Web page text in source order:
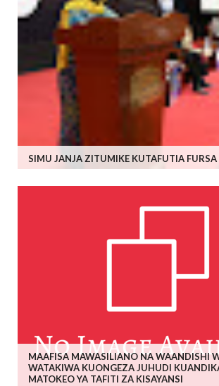
SIMU JANJA ZITUMIKE KUTAFUTIA
MAAFISA MAWASILIANO NA WAANDISHI
WATAKIWA KUONGEZA JUHUDI
MATOKEO YA TAFITI ZA KISAYANSI